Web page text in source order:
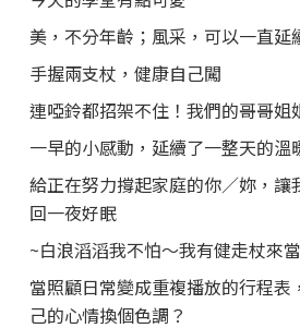
美，不分年齡；風采，可以一直延
手握兩支杖，健康自己闖
連啞鈴都招架不住！我們的哥哥姐
一早的小感動，延續了一整天的溫
給正在努力撐起家庭的你／妳，讓
回一夜好眠
~白浪滔滔我不怕～我有健走杖來
當照顧日常變成重複播放的行程表
己的心情換個色調？